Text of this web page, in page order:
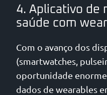
4. Aplicativo de
saúde com
Com o avanço dos
(smartwatches,
oportunidade
dados de wearables